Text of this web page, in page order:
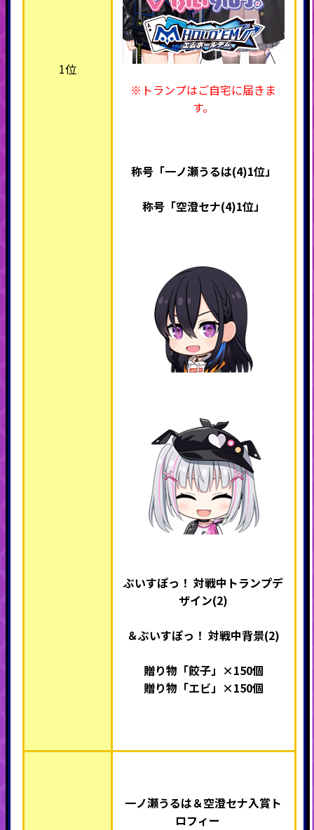
1位
※トランプはご自宅に届きま
す。
称号「一ノ瀬うるは(4)1位」
称号「空澄セナ(4)1位」
ぶいすぽっ！ 対戦中トランプデ
ザイン(2)
＆ぶいすぽっ！ 対戦中背景(2)
贈り物「餃子」×150個
贈り物「エビ」×150個
一ノ瀬うるは＆空澄セナ入賞ト
ロフィー